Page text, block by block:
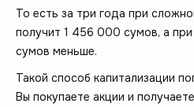
То есть за три года при
получит 1 456 000 сумов, а
сумов меньше.
Такой способ капитализации
Вы покупаете акции и